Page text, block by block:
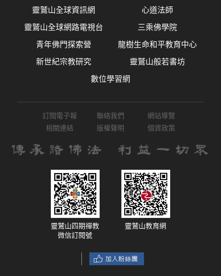
靈鷲山全球資訊網 心道法師
靈鷲山全球網路電視台 三乘佛學院
青年佛門探索營 龍樹生命和平教育中心
新世紀宗教研究 靈鷲山般若書坊
數位學習網
訂閱電子報 聯絡我們
網站導覽
相關連結
版權聲明 個資政策
靈鷲山四期禪教
微信訂閱號
靈鷲山教育網